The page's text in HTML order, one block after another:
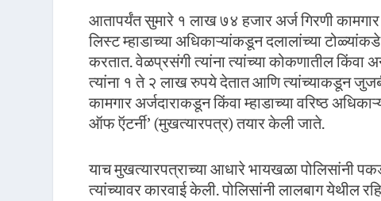
आतापर्यंत सुमारे १ लाख ७४ हजार अर्ज गिरणी
लिस्ट म्हाडाच्या अधिकाऱ्यांकडून दलालांच्या
करतात. वेळप्रसंगी त्यांना त्यांच्या कोकणातील किंवा
त्यांना १ ते २ लाख रुपये देतात आणि त्यांच्याकडून
कामगार अर्जदाराकडून किंवा म्हाडाच्या वरिष्ठ
ऑफ ऍटर्नी’ (मुखत्यारपत्र) तयार केली जाते.
याच मुखत्यारपत्राच्या आधारे भायखळा पोलिसांनी
त्यांच्यावर कारवाई केली. पोलिसांनी लालबाग येथील